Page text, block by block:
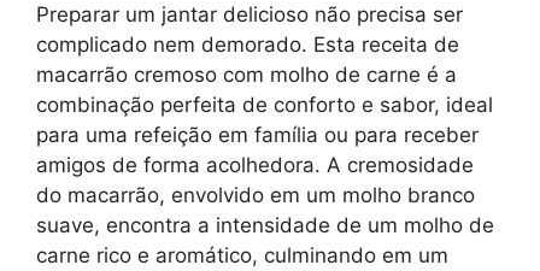
Preparar um jantar delicioso não precisa ser
complicado nem demorado. Esta receita de
macarrão cremoso com molho de carne é a
combinação perfeita de conforto e sabor, ideal
para uma refeição em família ou para receber
amigos de forma acolhedora. A cremosidade
do macarrão, envolvido em um molho branco
suave, encontra a intensidade de um molho de
carne rico e aromático, culminando em um